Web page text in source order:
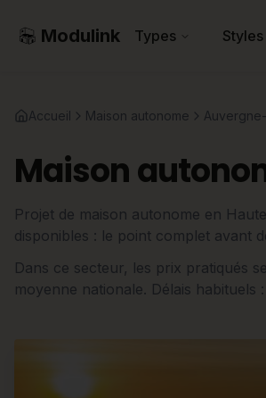
Modulink Types Styles
Accueil Maison autonome
Maison
Projet de maison autonome en
disponibles : le point complet avant
Dans ce secteur, les prix pratiqués
moyenne nationale. Délais habituels